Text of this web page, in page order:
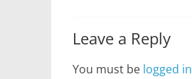
Leave a Reply
You must be logged in